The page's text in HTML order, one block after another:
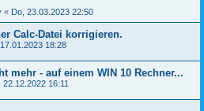
« Do, 23.03.2023 22:50
Calc-Datei korrigieren.
18:28
mehr - auf einem WIN 10 Rechner...
22.12.2022 16:11